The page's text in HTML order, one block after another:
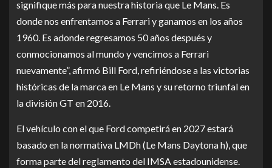
signifique más para nuestra historia que Le Mans. Es
donde nos enfrentamos a Ferrari y ganamos en los años
1960. Es adonde regresamos 50 años después y
conmocionamos al mundo y vencimos a Ferrari
nuevamente”, afirmó Bill Ford, refiriéndose a las victorias
históricas de la marca en Le Mans y su retorno triunfal en
la división GT en 2016.
El vehículo con el que Ford competirá en 2027 estará
basado en la normativa LMDh (Le Mans Daytona h), que
forma parte del reglamento del IMSA estadounidense.